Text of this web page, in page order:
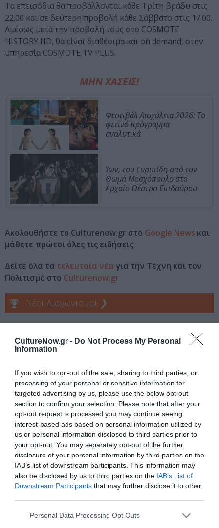
CultureNow.gr - Do Not Process My Personal
Information
If you wish to opt-out of the sale, sharing to third parties, or
processing of your personal or sensitive information for
targeted advertising by us, please use the below opt-out
section to confirm your selection. Please note that after your
opt-out request is processed you may continue seeing
interest-based ads based on personal information utilized by
us or personal information disclosed to third parties prior to
your opt-out. You may separately opt-out of the further
disclosure of your personal information by third parties on the
IAB’s list of downstream participants. This information may
also be disclosed by us to third parties on the IAB’s List of
Downstream Participants that may further disclose it to other
Personal Data Processing Opt Outs
Τα επεισόδια θα προβάλλονται κάθε Τρίτη βράδυ στις
22.00 και σε δεύτερη προβολή κάθε Σάββατο στις 17.00.
Αμέσως μετά την προβολή τους στο COSMOTE
HISTORY HD, θα είναι διαθέσιμα και on demand, στην
υπηρεσία COSMOTE TV PLUS.
ΜΗΝ ΧΑΣΕΙΣ!
Φεστιβάλ Αισχύλεια 2026: Το
φετινό πρόγραμμα
αναλυτικά
Ίων, του Ευριπίδη από τον
Θωμά Μοσχόπουλο στο
Αρχαίο Θέατρο Επιδαύρου
Ακολουθήστε το Culturenow.gr στο Google News και
μάθετε πρώτοι όλες τις ειδήσεις
Δείτε όλα τα τελευταία νέα για την Τέχνη και τον
Πολιτισμό στο Culturenow.gr
Νέοι Διαγωνισμοί ❯
COSMOTE TV
Newsletter
Κάθε βδομάδα στο e-mail σας τα τελευταία νέα για
την Τέχνη και τον Πολιτισμό!
Ακολουθήστε το Culturenow.gr
Σχετικά Άρθρα